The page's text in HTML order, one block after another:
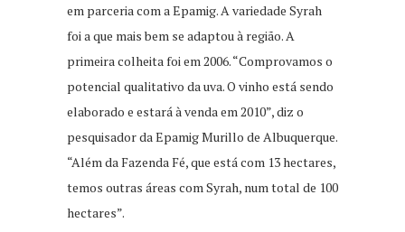
em parceria com a Epamig. A variedade Syrah
foi a que mais bem se adaptou à região. A
primeira colheita foi em 2006. “Comprovamos o
potencial qualitativo da uva. O vinho está sendo
elaborado e estará à venda em 2010”, diz o
pesquisador da Epamig Murillo de Albuquerque.
“Além da Fazenda Fé, que está com 13 hectares,
temos outras áreas com Syrah, num total de 100
hectares”.